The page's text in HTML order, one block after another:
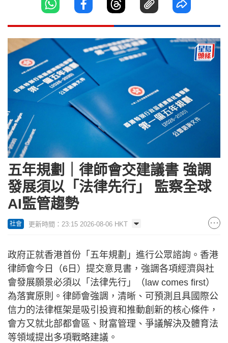
五年規劃｜律師會交建議書 強調
發展須以「法律先行」 監察全球
AI監管趨勢
社會 更新時間：23:15 2026-08-06 HKT
政府正就香港首份「五年規劃」進行公眾諮詢。香港
律師會今日（6日）提交意見書，強調各項經濟與社
會發展願景必須以「法律先行」（law comes first）
為落實原則。律師會強調，清晰、可預測且具國際公
信力的法律框架是吸引投資和推動創新的核心條件，
會方又就北部都會區、財富管理、爭議解決及體育法
等領域提出多項戰略建議。